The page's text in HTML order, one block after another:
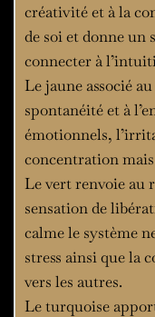
créativité et à la
de soi et donne un
connecter à
Le jaune associé
spontanéité et à
émotionnels,
concentration
Le vert renvoie au
sensation de
calme le système
stress ainsi que la
vers les autres.
Le turquoise